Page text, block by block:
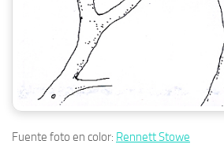
Fuente foto en color: Rennett Stowe